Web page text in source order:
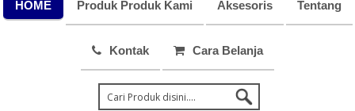
HOME Produk Produk Kami Aksesoris Tentang
Kontak Cara Belanja